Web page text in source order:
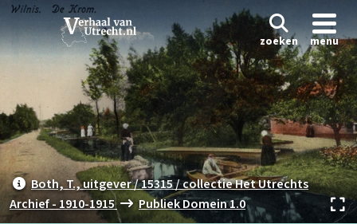
zoeken menu
Both, T., uitgever / 15315 / collectie Het Utrechts
Archief - 1910-1915
Publiek Domein 1.0